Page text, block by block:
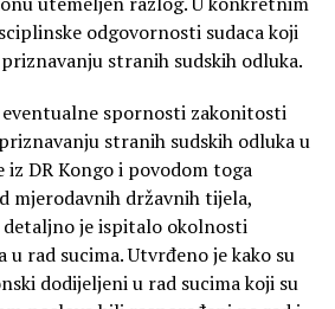
odgovornosti sudaca koji
stranih sudskih odluka.
eventualne spornosti zakonitosti
stranih sudskih odluka u
iz DR Kongo i povodom toga
mjerodavnih državnih tijela,
detaljno je ispitalo okolnosti
rad sucima. Utvrđeno je kako su
dodijeljeni u rad sucima koji su